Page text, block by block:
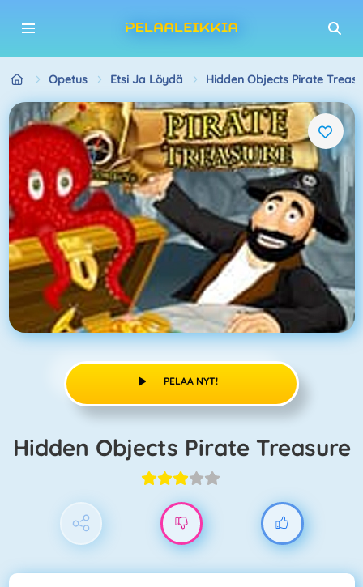
Opetus Etsi Ja Löydä Hidden Objects Pirate
PELAA NYT!
Hidden Objects Pirate Treasure